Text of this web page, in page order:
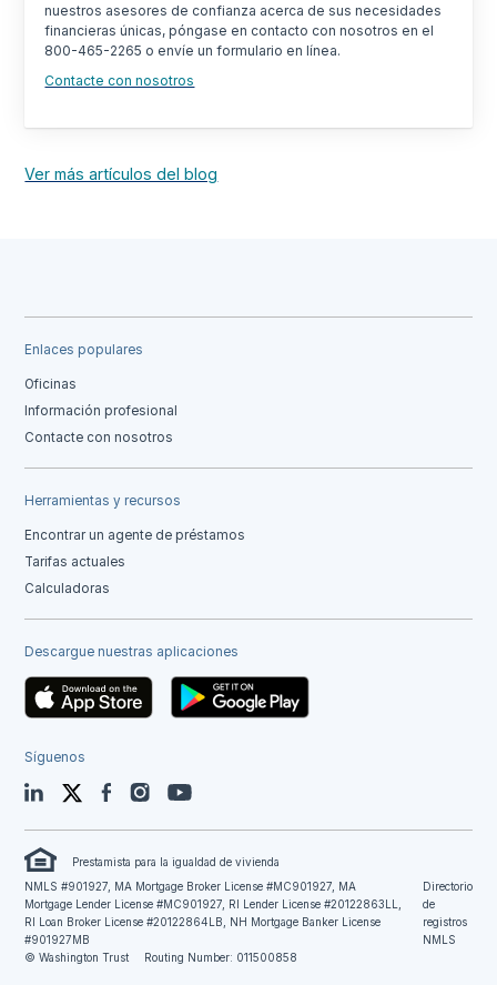
nuestros asesores de confianza acerca de sus necesidades
financieras únicas, póngase en contacto con nosotros en el
800-465-2265 o envíe un formulario en línea.
Contacte con nosotros
Ver más artículos del blog
Enlaces populares
Oficinas
Información profesional
Contacte con nosotros
Herramientas y recursos
Encontrar un agente de préstamos
Tarifas actuales
Calculadoras
Descargue nuestras aplicaciones
Síguenos
LinkedIn TwitterFacebookInstagramYouTube
Prestamista para la igualdad de vivienda
NMLS #901927, MA Mortgage Broker License #MC901927, MA
Mortgage Lender License #MC901927, RI Lender License #20122863LL,
RI Loan Broker License #20122864LB, NH Mortgage Banker License
#901927MB
Directorio
de
registros
NMLS
© Washington Trust
Routing Number: 011500858